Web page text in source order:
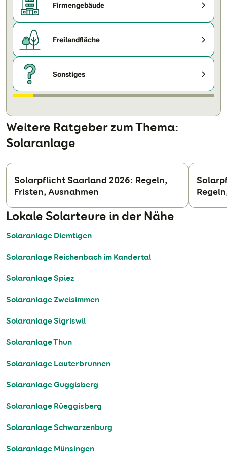
Firmengebäude
Freilandfläche
Sonstiges
Weitere Ratgeber zum Thema:
Solaranlage
Solarpflicht Saarland 2026: Regeln,
Fristen, Ausnahmen
Lokale Solarteure in der Nähe
Solaranlage Diemtigen
Solaranlage Reichenbach im Kandertal
Solaranlage Spiez
Solaranlage Zweisimmen
Solaranlage Sigriswil
Solaranlage Thun
Solaranlage Lauterbrunnen
Solaranlage Guggisberg
Solaranlage Rüeggisberg
Solaranlage Schwarzenburg
Solaranlage Münsingen